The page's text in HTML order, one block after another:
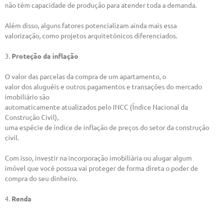
não têm capacidade de produção para atender toda a demanda.
Além disso, alguns fatores potencializam ainda mais essa
valorização, como projetos arquitetônicos diferenciados.
3. Proteção da inflação
O valor das parcelas da compra de um apartamento, o
valor dos aluguéis e outros pagamentos e transações do mercado
imobiliário são
automaticamente atualizados pelo INCC (Índice Nacional da
Construção Civil),
uma espécie de índice de inflação de preços do setor da construção
civil.
Com isso, investir na incorporação imobiliária ou alugar algum
imóvel que você possua vai proteger de forma direta o poder de
compra do seu dinheiro.
4. Renda